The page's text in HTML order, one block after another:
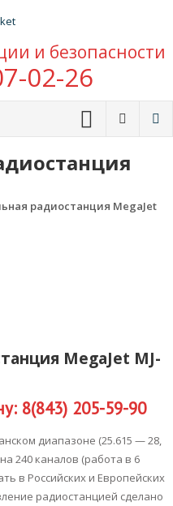
зона умных покупок
и безопасности
02-26
радиостанция MegaJet
MegaJet MJ-
8(843) 205-59-90
диапазоне (25.615 — 28,
240 каналов (работа в 6
в Российских и Европейских
радиостанцией сделано